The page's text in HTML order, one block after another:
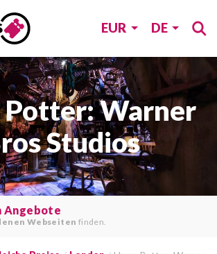
EUR DE
Warner
Studios
Tickets
finden.